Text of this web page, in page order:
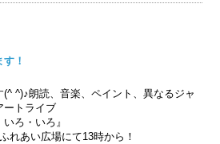
！
^)♪朗読、音楽、ペイント、異なるジャ
ートライブ
ろ・いろ』
れあい広場にて13時から！